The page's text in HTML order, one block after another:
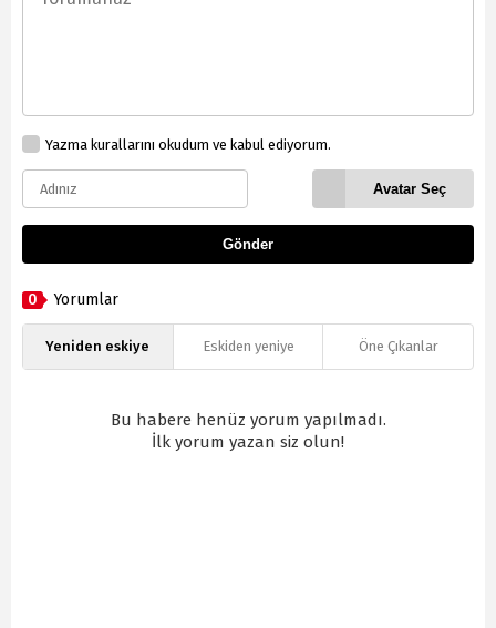
Yazma kurallarını okudum ve kabul ediyorum.
Avatar Seç
Gönder
0 Yorumlar
Yeniden eskiye Eskiden yeniye Öne Çıkanlar
Bu habere henüz yorum yapılmadı.
İlk yorum yazan siz olun!